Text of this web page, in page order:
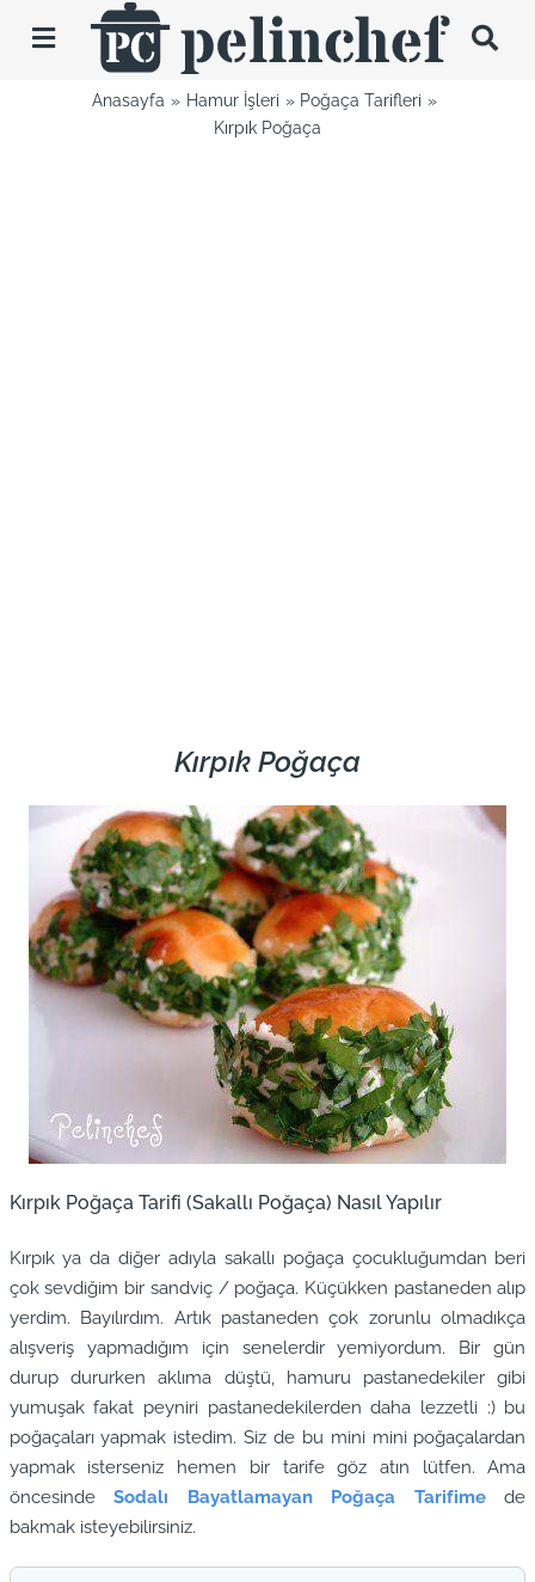
Toggle
Navigation
TariflerAnasayfa Hamur İşleri
Poğaça Tarifleri
Kırpık Poğaça
Kırpık Poğaça
Kırpık Poğaça Tarifi (Sakallı Poğaça) Nasıl Yapılır
Kırpık ya da diğer adıyla sakallı poğaça çocukluğumdan beri
çok sevdiğim bir sandviç / poğaça. Küçükken pastaneden alıp
yerdim. Bayılırdım. Artık pastaneden çok zorunlu olmadıkça
alışveriş yapmadığım için senelerdir yemiyordum. Bir gün
durup dururken aklıma düştü, hamuru pastanedekiler gibi
yumuşak fakat peyniri pastanedekilerden daha lezzetli :) bu
poğaçaları yapmak istedim. Siz de bu mini mini poğaçalardan
yapmak isterseniz hemen bir tarife göz atın lütfen. Ama
öncesindeSodalı Bayatlamayan Poğaça Tarifimede
bakmak isteyebilirsiniz.